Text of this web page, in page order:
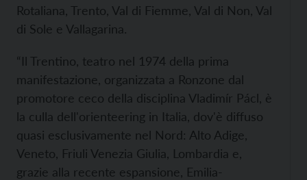
Rotaliana, Trento, Val di Fiemme, Val di Non, Val
di Sole e Vallagarina.
“Il Trentino, teatro nel 1974 della prima
manifestazione, organizzata a Ronzone dal
promotore ceco della disciplina Vladimír Pácl, è
la culla dell'orienteering in Italia, dov'è diffuso
quasi esclusivamente nel Nord: Alto Adige,
Veneto, Friuli Venezia Giulia, Lombardia e,
grazie alla recente espansione, Emilia-